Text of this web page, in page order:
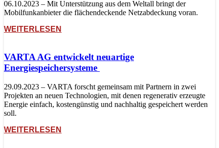
06.10.2023 – Mit Unterstützung aus dem Weltall bringt der
Mobilfunkanbieter die flächendeckende Netzabdeckung voran.
WEITERLESEN
VARTA AG entwickelt neuartige
Energiespeichersysteme
29.09.2023 – VARTA forscht gemeinsam mit Partnern in zwei
Projekten an neuen Technologien, mit denen regenerativ erzeugte
Energie einfach, kostengünstig und nachhaltig gespeichert werden
soll.
WEITERLESEN